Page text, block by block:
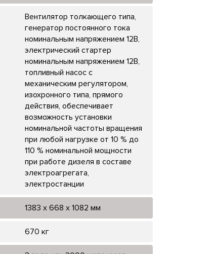
Вентилятор толкающего типа,
генератор постоянного тока
номинальным напряжением 12В,
электрический стартер
номинальным напряжением 12В,
топливный насос с
механическим регулятором,
изохронного типа, прямого
действия, обеспечивает
возможность установки
номинальной частоты вращения
при любой нагрузке от 10 % до
110 % номинальной мощности
при работе дизеля в составе
электроагрегата,
электростанции
1383 х 668 х 1082 мм
670 кг